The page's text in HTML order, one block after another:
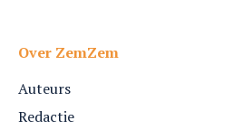
Over ZemZem
Auteurs
Redactie